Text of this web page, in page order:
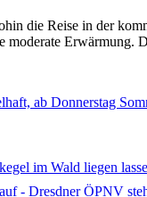
die Reise in der
moderate
ab Donnerstag
im Wald liegen
- Dresdner ÖPNV